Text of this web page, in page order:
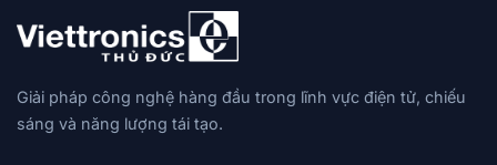
Giải pháp công nghệ hàng đầu trong lĩnh vực điện tử, chiếu
sáng và năng lượng tái tạo.